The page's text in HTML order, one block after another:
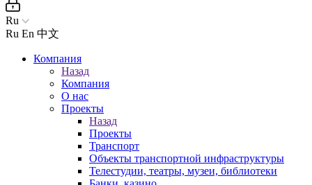
Ru
Ru En 中文
Компания
Назад
Компания
О нас
Проекты
Назад
Проекты
Транспорт
Объекты транспортной инфраструктуры
Телестудии, театры, музеи, библиотеки